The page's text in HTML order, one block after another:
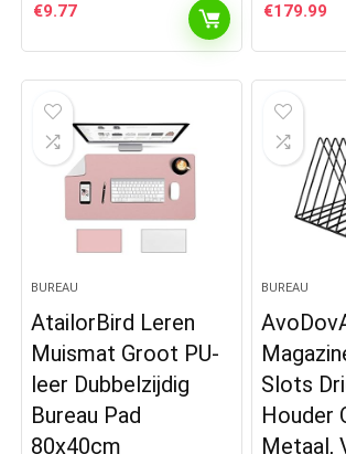
€9.77 €179.99
BUREAU
AtailorBird Leren
Muismat Groot PU-
leer Dubbelzijdig
Bureau Pad
80x40cm
BUREAU
Slots
Houder
Metaal,